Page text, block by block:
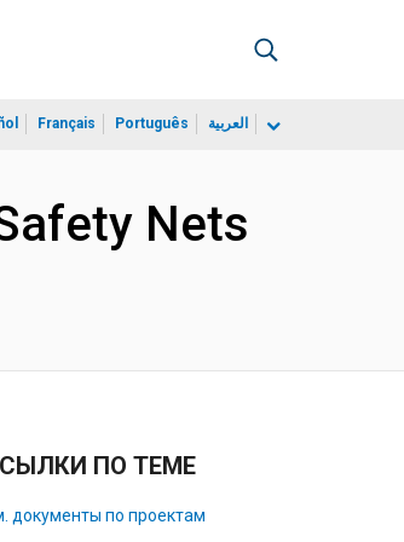
Français Português العربية
Nets
ПО ТЕМЕ
документы по проектам